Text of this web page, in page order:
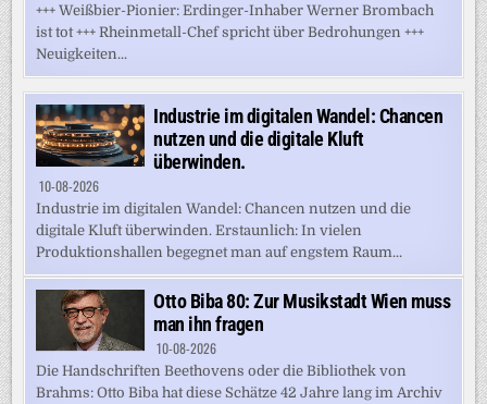
+++ Weißbier-Pionier: Erdinger-Inhaber Werner Brombach
ist tot +++ Rheinmetall-Chef spricht über Bedrohungen +++
Neuigkeiten...
Industrie im digitalen Wandel: Chancen
nutzen und die digitale Kluft
überwinden.
10-08-2026
Industrie im digitalen Wandel: Chancen nutzen und die
digitale Kluft überwinden. Erstaunlich: In vielen
Produktionshallen begegnet man auf engstem Raum...
Otto Biba 80: Zur Musikstadt Wien muss
man ihn fragen
10-08-2026
Die Handschriften Beethovens oder die Bibliothek von
Brahms: Otto Biba hat diese Schätze 42 Jahre lang im Archiv